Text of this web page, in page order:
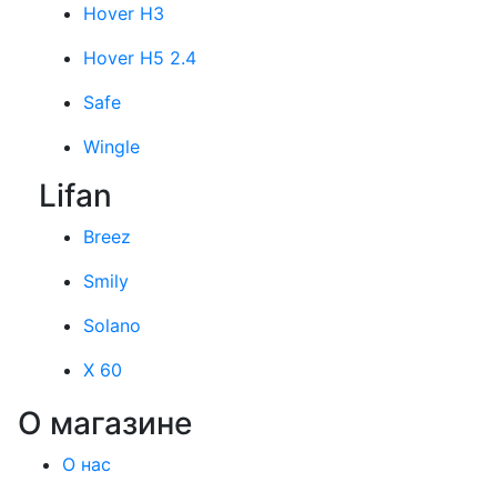
Hover H3
Hover H5 2.4
Safe
Wingle
Lifan
Breez
Smily
Solano
X 60
О магазине
О нас